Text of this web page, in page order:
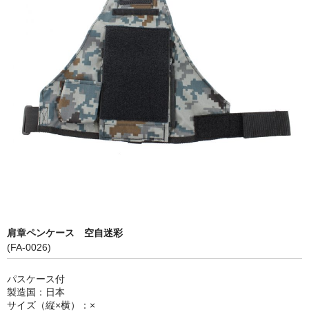
バッグ類
装具類
カートを見る
肩章ペンケース 空自迷彩
(FA-0026)
パスケース付
製造国：日本
サイズ（縦×横）：×